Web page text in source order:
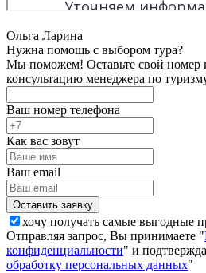
Ольга Ларина
Нужна помощь с выбором тура?
Мы поможем! Оставьте свой номер
консультацию менеджера по
Ваш номер телефона
Как вас зовут
Ваш email
хочу получать самые выгодные
Отправляя запрос, Вы принимаете "
конфиденциальности" и
обработку персональных данных"